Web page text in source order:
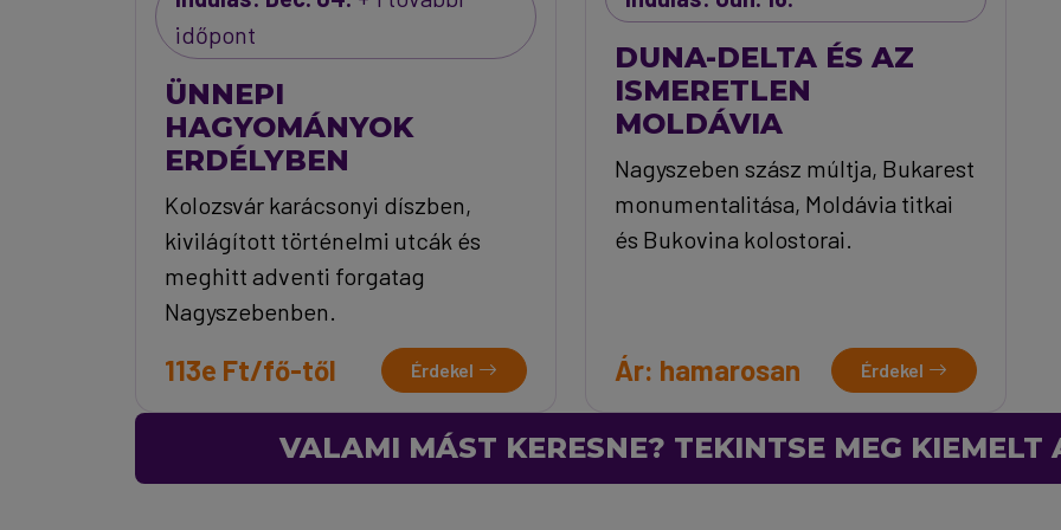
időpont
ÜNNEPI
HAGYOMÁNYOK
ERDÉLYBEN
Kolozsvár karácsonyi díszben,
kivilágított történelmi utcák és
meghitt adventi forgatag
Nagyszebenben.
113e Ft/fő-től Érdekel
DUNA-DELTA ÉS AZ
ISMERETLEN
MOLDÁVIA
Nagyszeben szász múltja, Bukarest
monumentalitása, Moldávia titkai
és Bukovina kolostorai.
Ár: hamarosan Érdekel
VALAMI MÁST KERESNE? TEKINTSE MEG